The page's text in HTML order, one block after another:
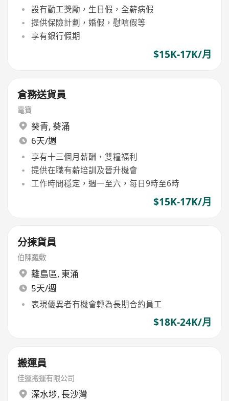
設有勤工獎勵，生日假，全薪病假
提供保險計劃，婚假，慰唁假等
享有銀行假期
$15K-17K/月
倉務送貨員
電寶
葵青, 葵涌
6天/週
享有十三個月薪酬，雙糧福利
提供在職有薪培訓及晉升機會
工作時間穩定，週一至六，每日9時至6時
$15K-17K/月
分揀貨員
伯陳羅敷
離島區, 東涌
5天/週
表現優異者有機會轉為長期合約員工
$18K-24K/月
搬運員
佳運搬運有限公司
深水埗, 長沙灣